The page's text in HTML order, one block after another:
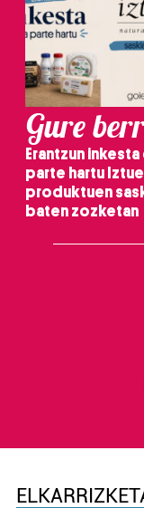
Gure
Erantzun
parte hartu
produktuen
baten zozketan